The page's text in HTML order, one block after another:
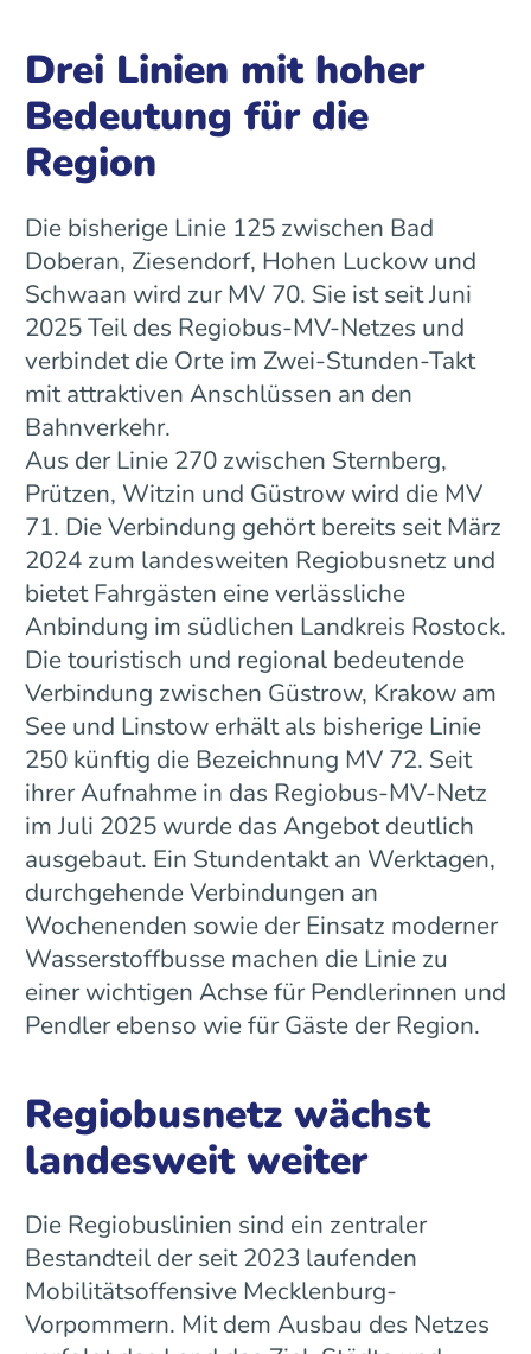
Drei Linien mit hoher
Bedeutung für die
Region
Die bisherige Linie 125 zwischen Bad
Doberan, Ziesendorf, Hohen Luckow und
Schwaan wird zur MV 70. Sie ist seit Juni
2025 Teil des Regiobus-MV-Netzes und
verbindet die Orte im Zwei-Stunden-Takt
mit attraktiven Anschlüssen an den
Bahnverkehr.
Aus der Linie 270 zwischen Sternberg,
Prützen, Witzin und Güstrow wird die MV
71. Die Verbindung gehört bereits seit März
2024 zum landesweiten Regiobusnetz und
bietet Fahrgästen eine verlässliche
Anbindung im südlichen Landkreis Rostock.
Die touristisch und regional bedeutende
Verbindung zwischen Güstrow, Krakow am
See und Linstow erhält als bisherige Linie
250 künftig die Bezeichnung MV 72. Seit
ihrer Aufnahme in das Regiobus-MV-Netz
im Juli 2025 wurde das Angebot deutlich
ausgebaut. Ein Stundentakt an Werktagen,
durchgehende Verbindungen an
Wochenenden sowie der Einsatz moderner
Wasserstoffbusse machen die Linie zu
einer wichtigen Achse für Pendlerinnen und
Pendler ebenso wie für Gäste der Region.
Regiobusnetz wächst
landesweit weiter
Die Regiobuslinien sind ein zentraler
Bestandteil der seit 2023 laufenden
Mobilitätsoffensive Mecklenburg-
Vorpommern. Mit dem Ausbau des Netzes